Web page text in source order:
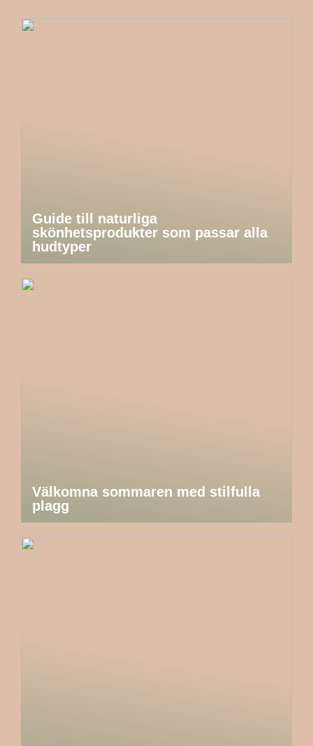
Guide till naturliga
skönhetsprodukter som passar alla
hudtyper
Välkomna sommaren med stilfulla
plagg